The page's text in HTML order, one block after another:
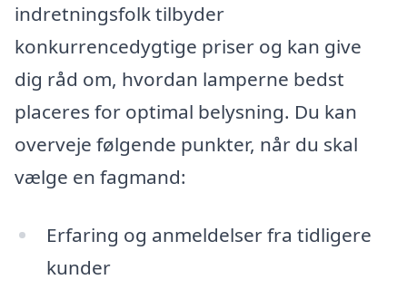
indretningsfolk tilbyder
konkurrencedygtige priser og kan give
dig råd om, hvordan lamperne bedst
placeres for optimal belysning. Du kan
overveje følgende punkter, når du skal
vælge en fagmand:
Erfaring og anmeldelser fra tidligere
kunder